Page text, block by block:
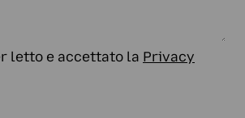
letto e accettato la Privacy